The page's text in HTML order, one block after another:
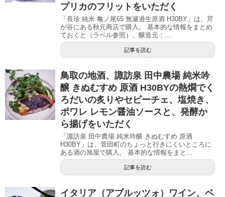
プリカのフリットをいただく
「長珍 純米 亀ノ尾65 無濾過生原酒 H30BY」は、芹
が谷にある秋元商店で購入。 基本的な情報をまとめ
ておくと（ラベル参照）、醸造元：...
記事を読む
鳥取の地酒、諏訪泉 田中農場 純米吟
醸 きぬむすめ 原酒 H30BYの熱燗でく
ろだいの炙りやセビーチェ、塩焼き、
ポワレ レモン醤油ソースと、発酵か
ら揚げをいただく
「諏訪泉 田中農場 純米吟醸 きぬむすめ 原酒
H30BY」は、菅田町のちょっと行きにくいところに
ある酒の旭屋で購入。 基本的な情報をまと...
記事を読む
イタリア（アブルッツォ）ワイン、ベ